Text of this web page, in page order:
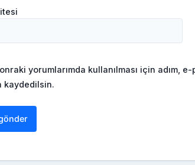
yorumlarımda kullanılması için adım,
kaydedilsin.